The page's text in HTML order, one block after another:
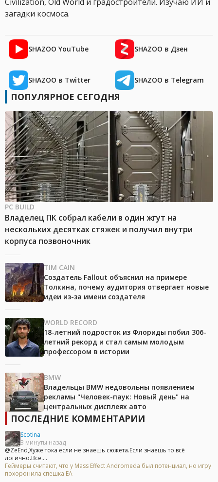
загадки космоса.
SHAZOO YouTube SHAZOO в Дзен
SHAZOO в Twitter SHAZOO в Telegram
ПОПУЛЯРНОЕ СЕГОДНЯ
PC BUILD
Владелец ПК собрал кабели в один жгут на
нескольких десятках стяжек и получил внутри
корпуса позвоночник
TIM CAIN
Создатель Fallout объяснил на примере
Толкина, почему аудитория отвергает новые
идеи из-за имени создателя
WORLD RECORD
18-летний подросток из Флориды побил 306-
летний рекорд и стал самым молодым
профессором в истории
BMW
Владельцы BMW недовольны появлением
рекламы "Человек-паук: Новый день" на
центральных дисплеях авто
ПОСЛЕДНИЕ КОММЕНТАРИИ
Scotina
3 минуты назад
@ZeEnd,Хуже тока если не знаешь сюжета.Если знаешь то всё
логично.Всё....
Геймеры считают, что у Mass Effect Andromeda был потенциал, но игру
похоронила спешка EA